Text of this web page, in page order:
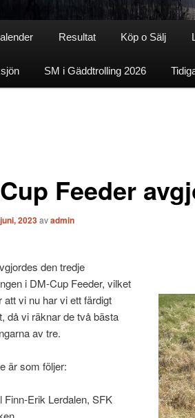
Resultat Köp o Sälj
SM i Gäddtrolling 2026
Feeder
2023avadmin
den tredje
i DM-Cup Feeder, vilket
att vi nu har vi ett färdigt
då vi räknar de två bästa
av tre.
är som följer:
Finn-Erik Lerdalen, SFK